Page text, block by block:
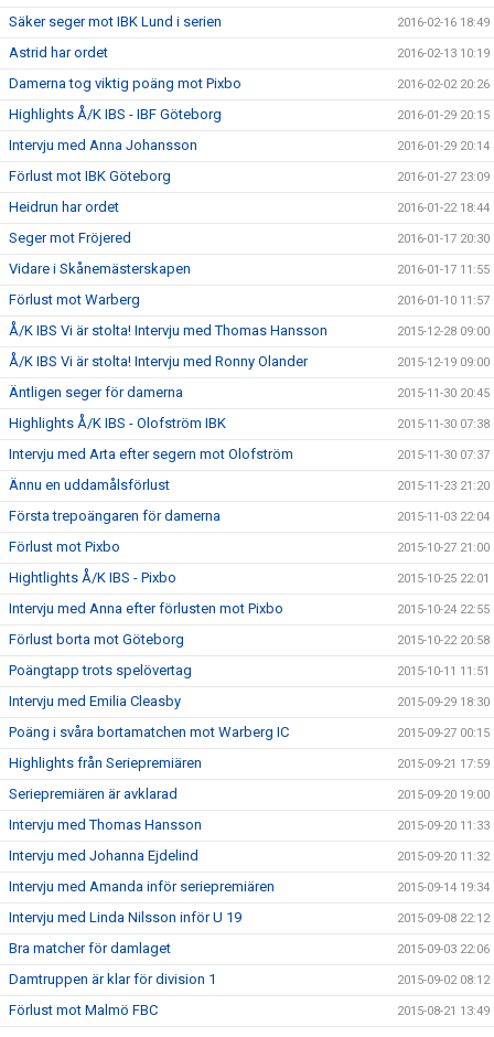
Säker seger mot IBK Lund i serien 2016-02-16 18:49
Astrid har ordet 2016-02-13 10:19
Damerna tog viktig poäng mot Pixbo 2016-02-02 20:26
Highlights Å/K IBS - IBF Göteborg 2016-01-29 20:15
Intervju med Anna Johansson 2016-01-29 20:14
Förlust mot IBK Göteborg 2016-01-27 23:09
Heidrun har ordet 2016-01-22 18:44
Seger mot Fröjered 2016-01-17 20:30
Vidare i Skånemästerskapen 2016-01-17 11:55
Förlust mot Warberg 2016-01-10 11:57
Å/K IBS Vi är stolta! Intervju med Thomas Hansson 2015-12-28 09:00
Å/K IBS Vi är stolta! Intervju med Ronny Olander 2015-12-19 09:00
Äntligen seger för damerna 2015-11-30 20:45
Highlights Å/K IBS - Olofström IBK 2015-11-30 07:38
Intervju med Arta efter segern mot Olofström 2015-11-30 07:37
Ännu en uddamålsförlust 2015-11-23 21:20
Första trepoängaren för damerna 2015-11-03 22:04
Förlust mot Pixbo 2015-10-27 21:00
Hightlights Å/K IBS - Pixbo 2015-10-25 22:01
Intervju med Anna efter förlusten mot Pixbo 2015-10-24 22:55
Förlust borta mot Göteborg 2015-10-22 20:58
Poängtapp trots spelövertag 2015-10-11 11:51
Intervju med Emilia Cleasby 2015-09-29 18:30
Poäng i svåra bortamatchen mot Warberg IC 2015-09-27 00:15
Highlights från Seriepremiären 2015-09-21 17:59
Seriepremiären är avklarad 2015-09-20 19:00
Intervju med Thomas Hansson 2015-09-20 11:33
Intervju med Johanna Ejdelind 2015-09-20 11:32
Intervju med Amanda inför seriepremiären 2015-09-14 19:34
Intervju med Linda Nilsson inför U 19 2015-09-08 22:12
Bra matcher för damlaget 2015-09-03 22:06
Damtruppen är klar för division 1 2015-09-02 08:12
Förlust mot Malmö FBC 2015-08-21 13:49